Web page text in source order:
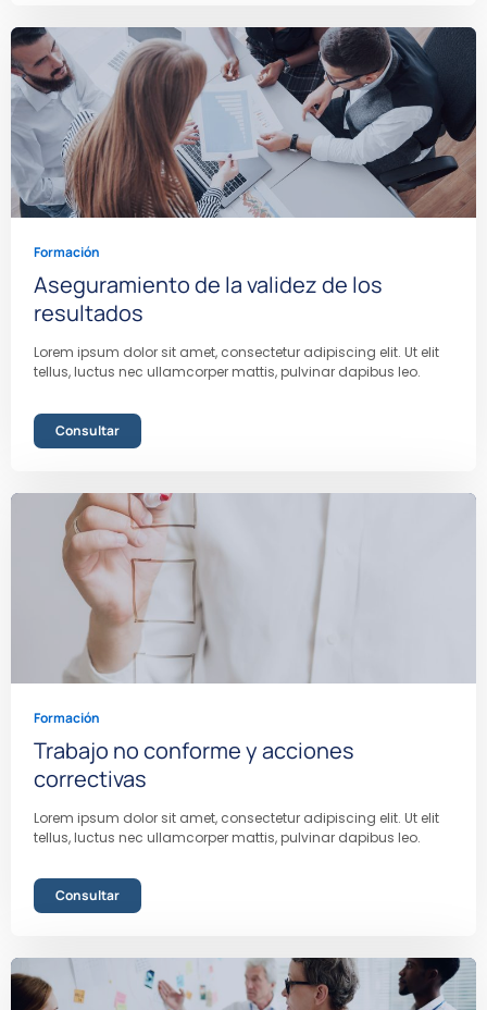
Formación
Aseguramiento de la validez de los
resultados
Lorem ipsum dolor sit amet, consectetur adipiscing elit. Ut elit
tellus, luctus nec ullamcorper mattis, pulvinar dapibus leo.
Consultar
Formación
Trabajo no conforme y acciones
correctivas
Lorem ipsum dolor sit amet, consectetur adipiscing elit. Ut elit
tellus, luctus nec ullamcorper mattis, pulvinar dapibus leo.
Consultar